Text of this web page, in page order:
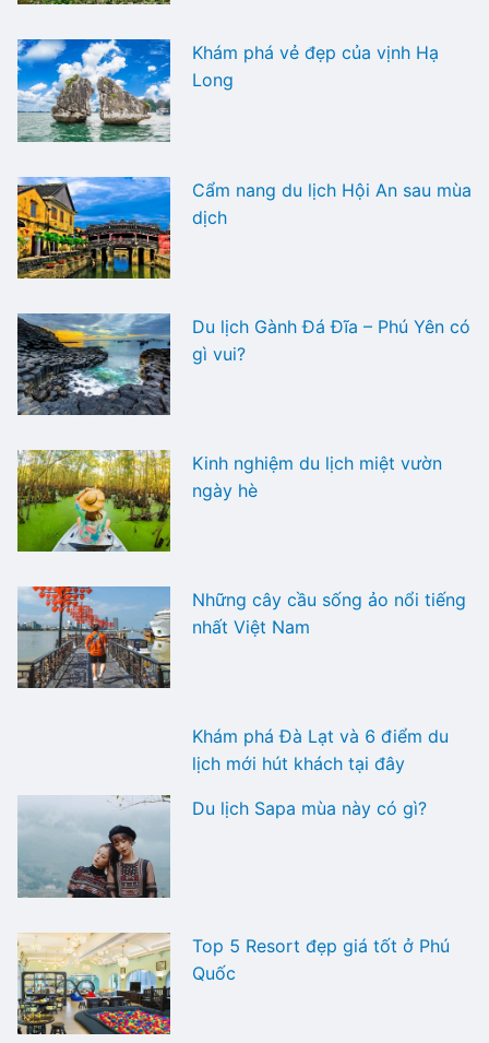
Khám phá vẻ đẹp của vịnh Hạ
Long
Cẩm nang du lịch Hội An sau mùa
dịch
Du lịch Gành Đá Đĩa – Phú Yên có
gì vui?
Kinh nghiệm du lịch miệt vườn
ngày hè
Những cây cầu sống ảo nổi tiếng
nhất Việt Nam
Khám phá Đà Lạt và 6 điểm du
lịch mới hút khách tại đây
Du lịch Sapa mùa này có gì?
Top 5 Resort đẹp giá tốt ở Phú
Quốc